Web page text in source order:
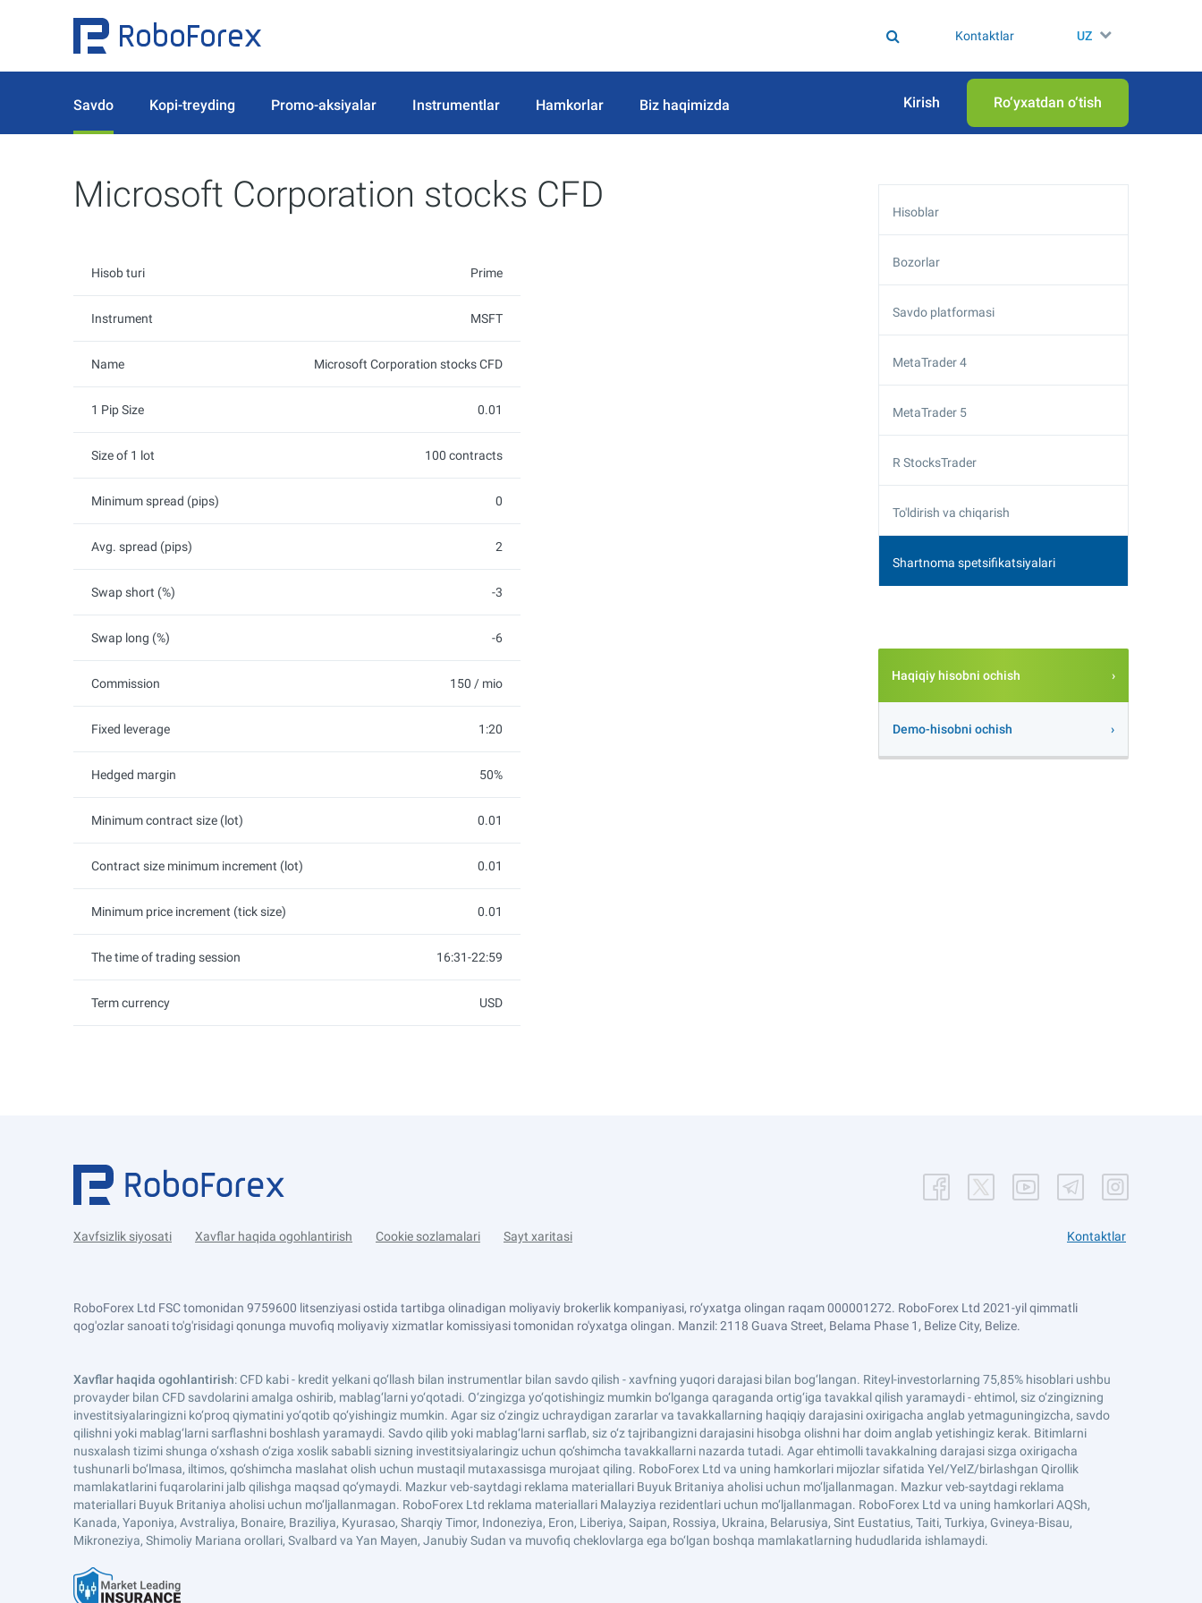
Kontaktlar UZ
Savdo Kopi-treyding Promo-aksiyalar Instrumentlar Hamkorlar Biz haqimizda Kirish Ro‘yxatdan o‘tish
Microsoft Corporation stocks CFD
Hisob turi Prime
Instrument MSFT
Name Microsoft Corporation stocks CFD
1 Pip Size 0.01
Size of 1 lot 100 contracts
Minimum spread (pips) 0
Avg. spread (pips) 2
Swap short (%) -3
Swap long (%) -6
Commission 150 / mio
Fixed leverage 1:20
Hedged margin 50%
Minimum contract size (lot) 0.01
Contract size minimum increment (lot) 0.01
Minimum price increment (tick size) 0.01
The time of trading session 16:31-22:59
Term currency USD
Hisoblar
Bozorlar
Savdo platformasi
MetaTrader 4
MetaTrader 5
R StocksTrader
To'ldirish va chiqarish
Shartnoma spetsifikatsiyalari
Haqiqiy hisobni ochish
Demo-hisobni ochish
Xavfsizlik siyosati Xavflar haqida ogohlantirish Cookie sozlamalari Sayt xaritasi Kontaktlar
RoboForex Ltd FSC tomonidan 9759600 litsenziyasi ostida tartibga olinadigan moliyaviy brokerlik kompaniyasi, ro‘yxatga olingan raqam 000001272. RoboForex Ltd 2021-yil qimmatli
qog'ozlar sanoati to'g'risidagi qonunga muvofiq moliyaviy xizmatlar komissiyasi tomonidan ro'yxatga olingan. Manzil: 2118 Guava Street, Belama Phase 1, Belize City, Belize.
Xavflar haqida ogohlantirish: CFD kabi - kredit yelkani qo‘llash bilan instrumentlar bilan savdo qilish - xavfning yuqori darajasi bilan bog‘langan. Riteyl-investorlarning 75,85% hisoblari ushbu
provayder bilan CFD savdolarini amalga oshirib, mablag‘larni yo‘qotadi. O‘zingizga yo‘qotishingiz mumkin bo‘lganga qaraganda ortig‘iga tavakkal qilish yaramaydi - ehtimol, siz o‘zingizning
investitsiyalaringizni ko‘proq qiymatini yo‘qotib qo‘yishingiz mumkin. Agar siz o‘zingiz uchraydigan zararlar va tavakkallarning haqiqiy darajasini oxirigacha anglab yetmaguningizcha, savdo
qilishni yoki mablag‘larni sarflashni boshlash yaramaydi. Savdo qilib yoki mablag‘larni sarflab, siz o‘z tajribangizni darajasini hisobga olishni har doim anglab yetishingiz kerak. Bitimlarni
nusxalash tizimi shunga o‘xshash o‘ziga xoslik sababli sizning investitsiyalaringiz uchun qo‘shimcha tavakkallarni nazarda tutadi. Agar ehtimolli tavakkalning darajasi sizga oxirigacha
tushunarli bo‘lmasa, iltimos, qo‘shimcha maslahat olish uchun mustaqil mutaxassisga murojaat qiling. RoboForex Ltd va uning hamkorlari mijozlar sifatida YeI/YeIZ/birlashgan Qirollik
mamlakatlarini fuqarolarini jalb qilishga maqsad qo‘ymaydi. Mazkur veb-saytdagi reklama materiallari Buyuk Britaniya aholisi uchun mo‘ljallanmagan. Mazkur veb-saytdagi reklama
materiallari Buyuk Britaniya aholisi uchun mo‘ljallanmagan. RoboForex Ltd reklama materiallari Malayziya rezidentlari uchun mo‘ljallanmagan. RoboForex Ltd va uning hamkorlari AQSh,
Kanada, Yaponiya, Avstraliya, Bonaire, Braziliya, Kyurasao, Sharqiy Timor, Indoneziya, Eron, Liberiya, Saipan, Rossiya, Ukraina, Belarusiya, Sint Eustatius, Taiti, Turkiya, Gvineya-Bisau,
Mikroneziya, Shimoliy Mariana orollari, Svalbard va Yan Mayen, Janubiy Sudan va muvofiq cheklovlarga ega bo‘lgan boshqa mamlakatlarning hududlarida ishlamaydi.